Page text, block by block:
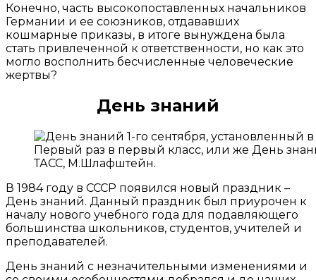
Конечно, часть высокопоставленных начальников
Германии и ее союзников, отдававших
кошмарные приказы, в итоге вынуждена была
стать привлеченной к ответственности, но как это
могло восполнить бесчисленные человеческие
жертвы?
День знаний
Первый раз в первый класс, или же День
ТАСС, М.Шлафштейн.
В 1984 году в СССР появился новый праздник –
День знаний. Данный праздник был приурочен к
началу нового учебного года для подавляющего
большинства школьников, студентов, учителей и
преподавателей.
День знаний с незначительными изменениями и